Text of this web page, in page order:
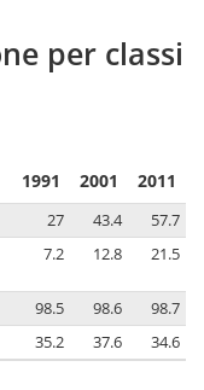
per classi
1991 2001 2011
27 43.4
57.7
7.2 12.8 21.5
98.5 98.6
98.7
35.2 37.6 34.6